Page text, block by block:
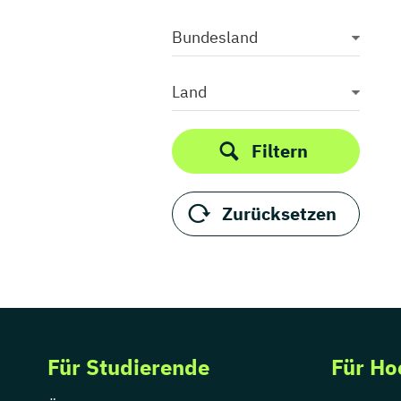
Bundesland
Land
Filtern
Zurücksetzen
Für Studierende Für